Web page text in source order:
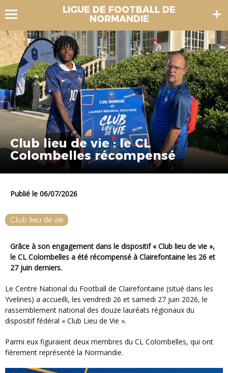
LIGUE DE FOOTBALL DE
NORMANDIE
Club lieu de vie : le CL
Colombelles récompensé
Publié le 06/07/2026
Club lieu de vie
Grâce à son engagement dans le dispositif « Club lieu de vie »,
le CL Colombelles a été récompensé à Clairefontaine les 26 et
27 juin derniers.
Le Centre National du Football de Clairefontaine (situé dans les
Yvelines) a accueilli, les vendredi 26 et samedi 27 juin 2026, le
rassemblement national des douze lauréats régionaux du
dispositif fédéral « Club Lieu de Vie ».
Parmi eux figuraient deux membres du CL Colombelles, qui ont
fièrement représenté la Normandie.